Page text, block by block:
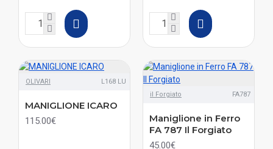
OLIVARI L168 LU
MANIGLIONE ICARO
115.00€
il Forgiato FA787
Maniglione in Ferro
FA 787 Il Forgiato
45.00€